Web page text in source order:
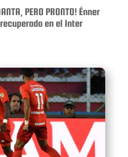
PERO PRONTO! Énner
en el Inter